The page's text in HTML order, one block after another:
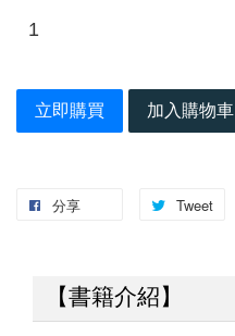
立即購買 加入購物車
分享 Tweet
【書籍介紹】